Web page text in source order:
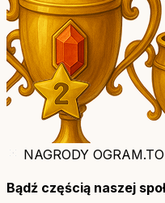
NAGRODY OGRAM.TO
Bądź częścią naszej